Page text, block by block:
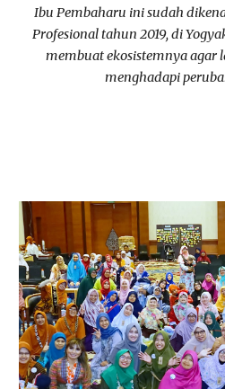
Ibu Pembaharu ini sudah
Profesional tahun 2019, di
membuat ekosistemnya agar
menghadapi